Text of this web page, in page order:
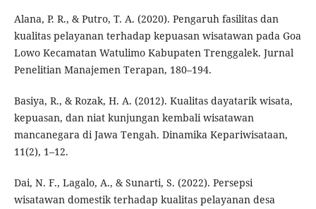
Alana, P. R., & Putro, T. A. (2020). Pengaruh fasilitas dan
kualitas pelayanan terhadap kepuasan wisatawan pada Goa
Lowo Kecamatan Watulimo Kabupaten Trenggalek. Jurnal
Penelitian Manajemen Terapan, 180–194.
Basiya, R., & Rozak, H. A. (2012). Kualitas dayatarik wisata,
kepuasan, dan niat kunjungan kembali wisatawan
mancanegara di Jawa Tengah. Dinamika Kepariwisataan,
11(2), 1–12.
Dai, N. F., Lagalo, A., & Sunarti, S. (2022). Persepsi
wisatawan domestik terhadap kualitas pelayanan desa